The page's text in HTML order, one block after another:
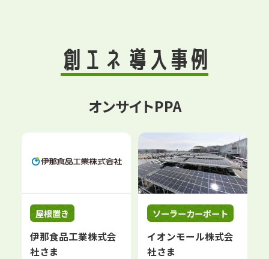
創エネ 導入事例
オンサイトPPA
屋根置き
伊那食品工業株式会
社さま
ソーラーカーポート
イオンモール株式会
社さま